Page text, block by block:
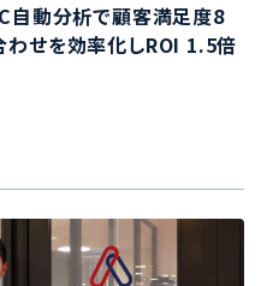
自動分析で顧客満足度8
わせを効率化しROI 1.5倍